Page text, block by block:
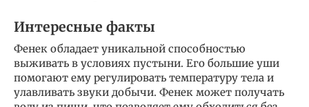
Интересные факты
Фенек обладает уникальной способностью
выживать в условиях пустыни. Его большие уши
помогают ему регулировать температуру тела и
улавливать звуки добычи. Фенек может получать